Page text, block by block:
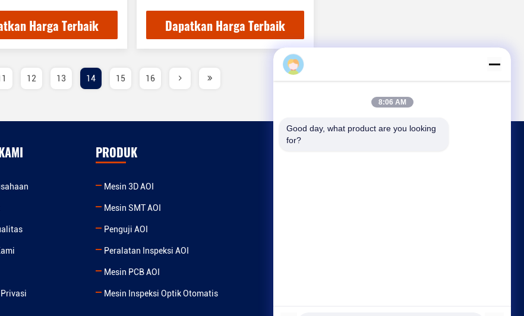
Harga Terbaik Dapatkan Harga Terbaik
12 13 14 15 16
PRODUK
Mesin 3D AOI
Mesin SMT AOI
Penguji AOI
Peralatan Inspeksi AOI
Mesin PCB AOI
Mesin Inspeksi Optik Otomatis
8:06 AM
Good day, what product are you looking
for?